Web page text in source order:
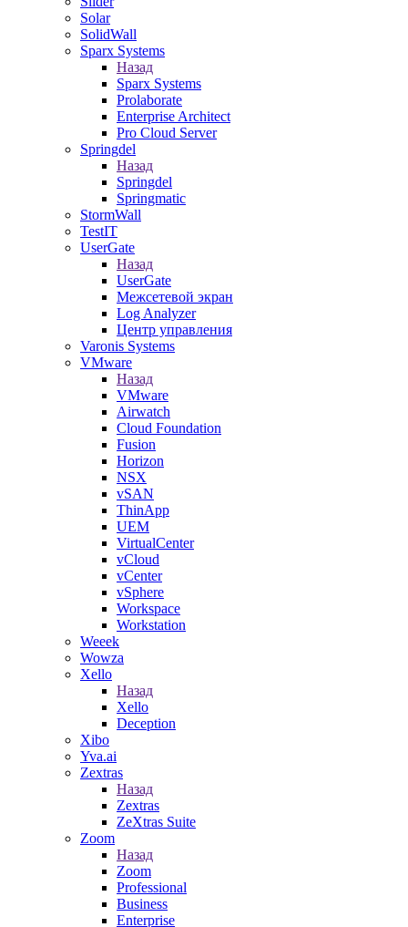
Solar
SolidWall
Sparx Systems
Назад
Sparx Systems
Prolaborate
Enterprise Architect
Pro Cloud Server
Springdel
Назад
Springdel
Springmatic
StormWall
TestIT
UserGate
Назад
UserGate
Межсетевой экран
Log Analyzer
Центр управления
Varonis Systems
VMware
Назад
VMware
Airwatch
Cloud Foundation
Fusion
Horizon
NSX
vSAN
ThinApp
UEM
VirtualCenter
vCloud
vCenter
vSphere
Workspace
Workstation
Weeek
Wowza
Xello
Назад
Xello
Deception
Xibo
Yva.ai
Zextras
Назад
Zextras
ZeXtras Suite
Zoom
Назад
Zoom
Professional
Business
Enterprise